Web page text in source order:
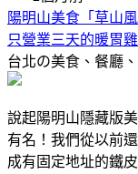
陽明山美食「草山
只營業三天的暖胃雞
台北の美食、餐廳
說起陽明山隱藏版
有名！我們從以前
成有固定地址的鐵